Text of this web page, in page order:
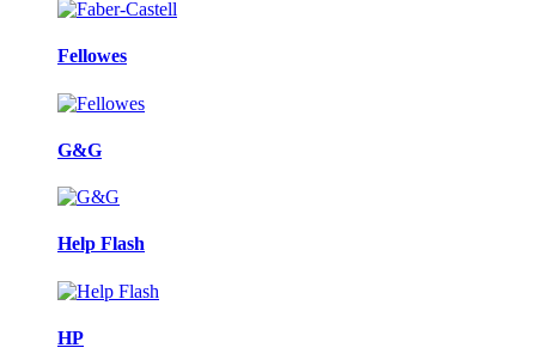
Fellowes
G&G
Help Flash
HP